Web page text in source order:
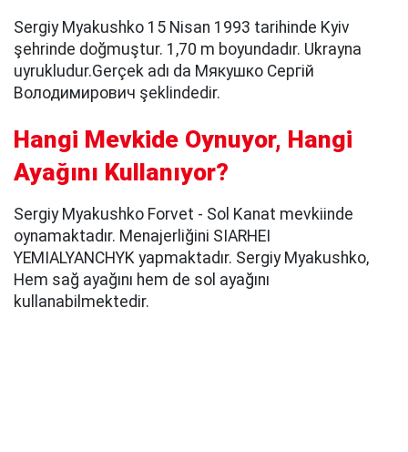
Sergiy Myakushko 15 Nisan 1993 tarihinde Kyiv
şehrinde doğmuştur. 1,70 m boyundadır. Ukrayna
uyrukludur.Gerçek adı da Мякушко Сергій
Володимирович şeklindedir.
Hangi Mevkide Oynuyor, Hangi
Ayağını Kullanıyor?
Sergiy Myakushko Forvet - Sol Kanat mevkiinde
oynamaktadır. Menajerliğini SIARHEI
YEMIALYANCHYK yapmaktadır. Sergiy Myakushko,
Hem sağ ayağını hem de sol ayağını
kullanabilmektedir.